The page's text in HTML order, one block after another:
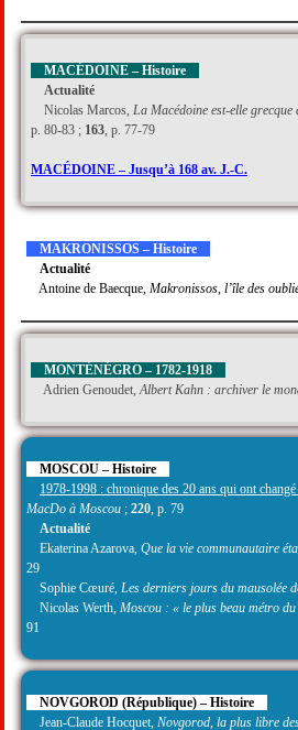
MACÉDOINE – Histoire
Actualité
Nicolas Marcos, La Macédoine est-elle
p. 80-83 ; 163 , p. 77-79
MACÉDOINE – Jusqu’à 168 av. J.-C.
MAKRONISSOS – Histoire
Actualité
Antoine de Baecque, Makronissos, l’île des
MONTÉNÉGRO – 1782-1918
Adrien Genoudet, Albert Kahn : archiver le
MOSCOU – Histoire
1978-1998 : chronique des 20 ans qui ont
MacDo à Moscou ; 220 , p. 79
Actualité
Ekaterina Azarova, Que la vie communautaire
29
Sophie Cœuré, Les derniers jours du mausolée
Nicolas Werth, Moscou : « le plus beau métro
91
NOVGOROD (République) – Histoire
Jean-Claude Hocquet, Novgorod, la plus libre